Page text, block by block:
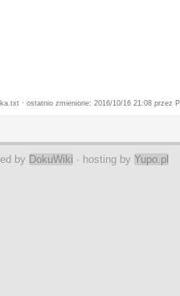
· ostatnio zmienione: 2016/10/16 21:08 przez
by DokuWiki · hosting by Yupo.pl